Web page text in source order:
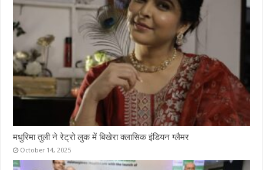
मधुरिमा तुली ने रेट्रो लुक में बिखेरा क्लासिक इंडियन ग्लैमर
October 14, 2025